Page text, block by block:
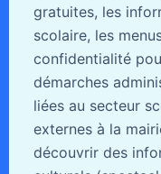
gratuites, les
scolaire, les
confidentialité
démarches
liées au secteur
externes à la
découvrir des